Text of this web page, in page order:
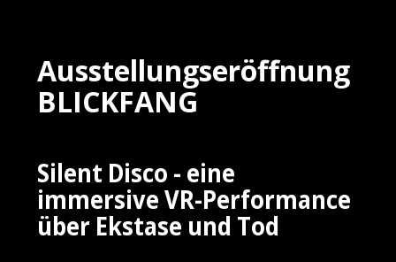
Ausstellungseröffnung
BLICKFANG
Silent Disco - eine
immersive VR-Performance
über Ekstase und Tod